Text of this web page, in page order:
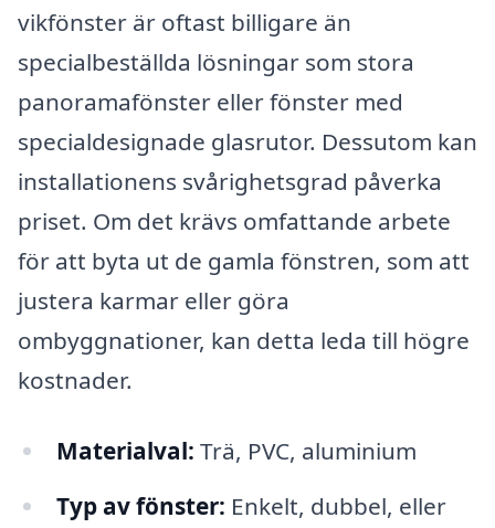
vikfönster är oftast billigare än
specialbeställda lösningar som stora
panoramafönster eller fönster med
specialdesignade glasrutor. Dessutom kan
installationens svårighetsgrad påverka
priset. Om det krävs omfattande arbete
för att byta ut de gamla fönstren, som att
justera karmar eller göra
ombyggnationer, kan detta leda till högre
kostnader.
Materialval: Trä, PVC, aluminium
Typ av fönster: Enkelt, dubbel, eller